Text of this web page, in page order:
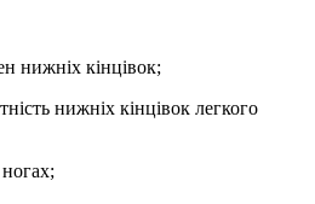
нижніх кінцівок;
нижніх кінцівок легкого